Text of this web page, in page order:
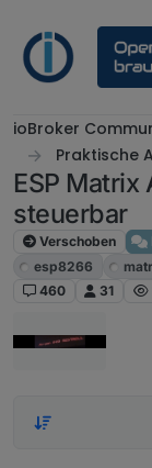
ioBroker
Praktische
ESP
steuerbar
Verschoben
esp8266
460
31